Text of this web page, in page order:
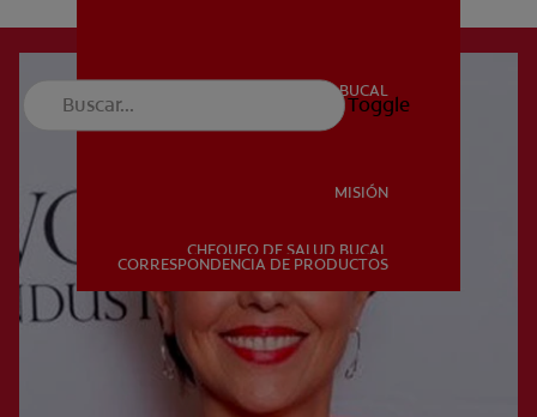
SALUD BUCAL
CHEQUEO DE SALUD BUCAL
CORRESPONDENCIA DE PRODUCTOS
SALUD BUCAL
MISIÓN
CHEQUEO DE SALUD BUCAL
CORRESPONDENCIA DE PRODUCTOS
Toggle